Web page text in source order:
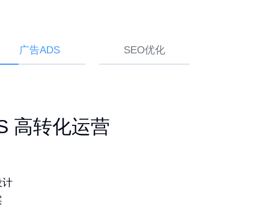
广告ADS SEO优化
站 持续获取询盘
易用
特品牌
高转化运营
计
SEO 白帽排名
名